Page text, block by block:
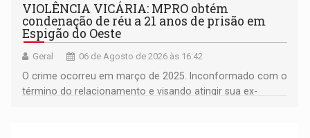
VIOLÊNCIA VICÁRIA: MPRO obtém
condenação de réu a 21 anos de prisão em
Espigão do Oeste
Geral 06 de Agosto de 2026 às 16:42
O crime ocorreu em março de 2025. Inconformado com o
término do relacionamento e visando atingir sua ex-